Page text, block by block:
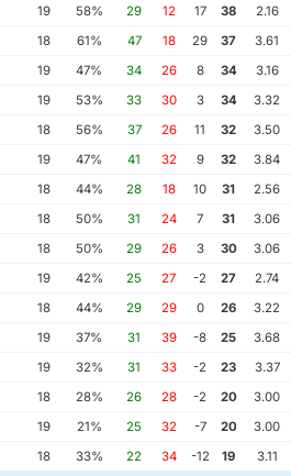
19 58% 29 12 17 38
2.16
18 61% 47 18 29 37
3.61
19 47% 34 26 8 34
3.16
19 53% 33 30 3 34
3.32
18 56% 37 26 11 32
3.50
19 47% 41 32 9 32
3.84
18 44% 28 18 10 31
2.56
18 50% 31 24 7 31
3.06
18 50% 29 26 3 30
3.06
19 42% 25 27 -2 27
2.74
18 44% 29 29 0 26
3.22
19 37% 31 39 -8 25
3.68
19 32% 31 33 -2 23
3.37
18 28% 26 28 -2 20
3.00
19 21% 25 32 -7 20
3.00
18 33% 22 34 -12 19
3.11